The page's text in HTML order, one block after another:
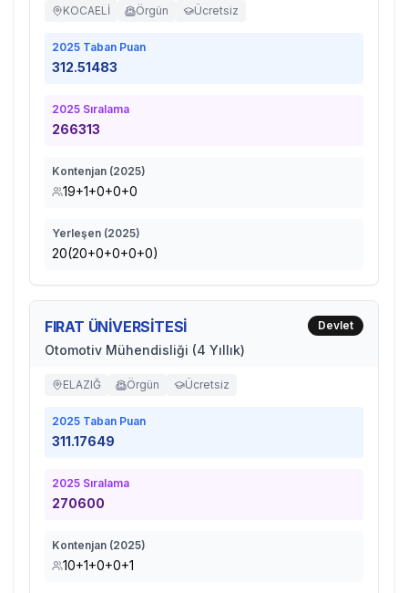
KOCAELİ Örgün Ücretsiz
2025 Taban Puan
312.51483
2025 Sıralama
266313
Kontenjan (2025)
19+1+0+0+0
Yerleşen (2025)
20(20+0+0+0+0)
FIRAT ÜNİVERSİTESİ
Otomotiv Mühendisliği (4 Yıllık)
Devlet
ELAZIĞ Örgün Ücretsiz
2025 Taban Puan
311.17649
2025 Sıralama
270600
Kontenjan (2025)
10+1+0+0+1